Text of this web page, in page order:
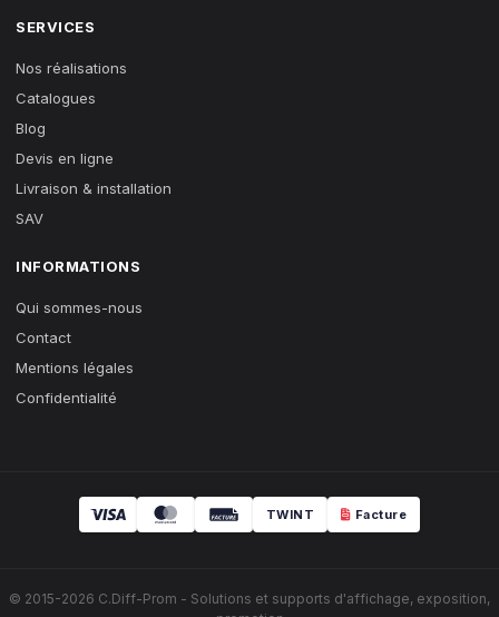
SERVICES
Nos réalisations
Catalogues
Blog
Devis en ligne
Livraison & installation
SAV
INFORMATIONS
Qui sommes-nous
Contact
Mentions légales
Confidentialité
TWINT Facture
© 2015-2026 C.Diff-Prom - Solutions et supports d'affichage, exposition,